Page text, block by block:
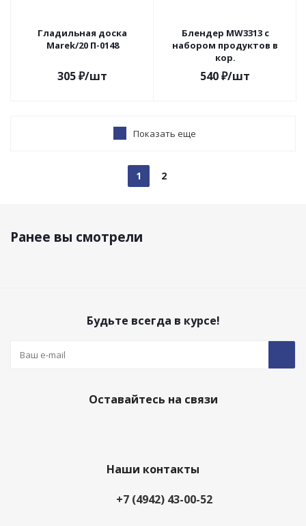
Гладильная доска
Marek/20 П-0148
305₽/шт
Блендер MW3313 с
набором продуктов в
кор.
540₽/шт
Показать еще
1 2
Ранее вы смотрели
Будьте всегда в курсе!
Оставайтесь на связи
Наши контакты
+7 (4942) 43-00-52